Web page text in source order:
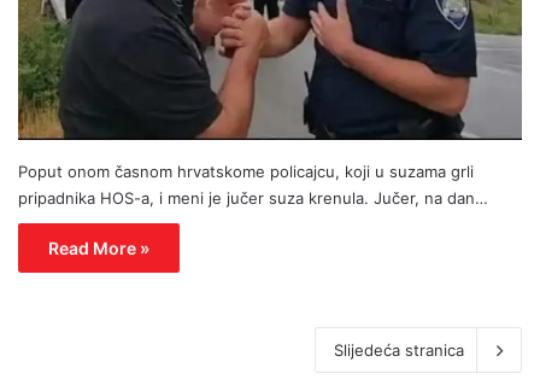
Poput onom časnom hrvatskome policajcu, koji u suzama grli
pripadnika HOS-a, i meni je jučer suza krenula. Jučer, na dan…
Read More »
Slijedeća stranica